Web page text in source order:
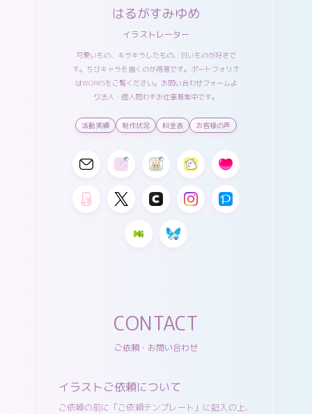
はるがすみゆめ
イラストレーター
可愛いもの、キラキラしたもの、甘いものが好きで
す。ちびキャラを描くのが得意です。ポートフォリオ
はWORKSをご覧ください。 お問い合わせフォームよ
り法人・個人問わずお仕事募集中です。
活動実績 制作状況 料金表 お客様の声
CONTACT
ご依頼・お問い合わせ
イラストご依頼について
ご依頼の前に「ご依頼テンプレート」に記入の上、